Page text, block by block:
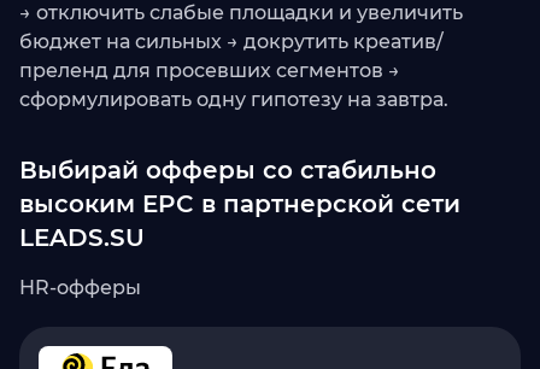
→ отключить слабые площадки и увеличить
бюджет на сильных → докрутить креатив/
преленд для просевших сегментов →
сформулировать одну гипотезу на завтра.
Выбирай офферы со стабильно
высоким EPC в партнерской сети
LEADS.SU
HR-офферы